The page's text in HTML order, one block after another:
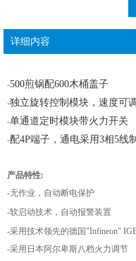
详细内容
-500煎锅配600木桶盖子
-独立旋转控制模块，速度可调
-单通道定时模块带火力开关
-配4P端子，通电采用3相5线制
产品特性:
-无作业，自动断电保护
-软启动技术，自动报警装置
-采用技术领先的德国"Infineon"
-采用日本阿尔卑斯八档火力调节